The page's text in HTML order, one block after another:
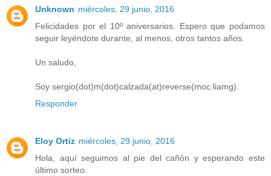
Unknown miércoles, 29 junio, 2016
Felicidades por el 10º aniversarios. Espero que podamos
seguir leyéndote durante, al menos, otros tantos años.
Un saludo,
Soy sergio(dot)m(dot)calzada(at)reverse(moc.liamg).
Responder
Eloy Ortiz miércoles, 29 junio, 2016
Hola, aquí seguimos al pie del cañón y esperando este
último sorteo.